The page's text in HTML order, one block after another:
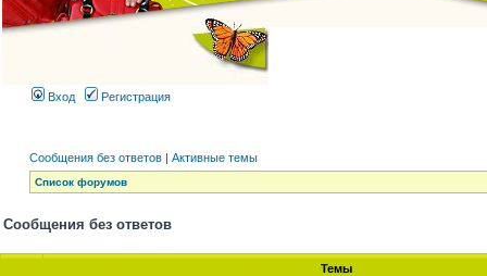
Вход Регистрация
Сообщения без ответов | Активные темы
Список форумов
Сообщения без ответов
Темы